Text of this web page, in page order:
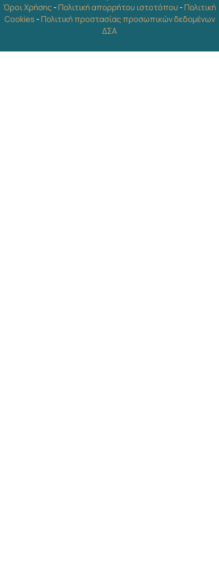
Όροι Χρήσης -Πολιτική απορρήτου ιστοτόπου -Πολιτική
Cookies -Πολιτική προστασίας προσωπικών δεδομένων
ΔΣΑ